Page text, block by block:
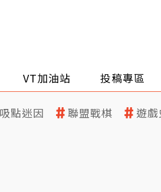
VT加油站 投稿專區
吸點迷因 聯盟戰棋 遊